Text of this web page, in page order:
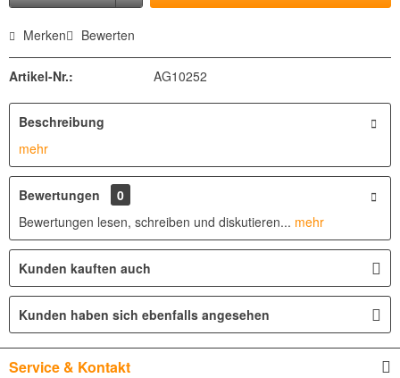
Merken Bewerten
Artikel-Nr.: AG10252
Beschreibung
mehr
Bewertungen
0
Bewertungen lesen, schreiben und diskutieren... mehr
Kunden kauften auch
Kunden haben sich ebenfalls angesehen
Service & Kontakt